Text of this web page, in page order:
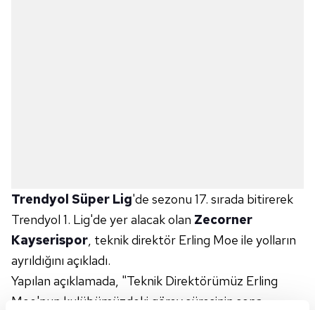
Trendyol Süper Lig'de sezonu 17. sırada bitirerek
Trendyol 1. Lig'de yer alacak olan Zecorner
Kayserispor, teknik direktör Erling Moe ile yolların
ayrıldığını açıkladı.
Yapılan açıklamada, "Teknik Direktörümüz Erling
Moe'nun kulübümüzdeki görev süresinin sona